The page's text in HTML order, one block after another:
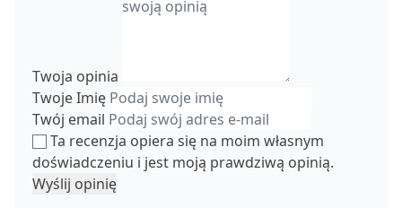
Twoja opinia
Twoje Imię
Twój email
Ta recenzja opiera się na moim własnym
doświadczeniu i jest moją prawdziwą opinią.
Wyślij opinię